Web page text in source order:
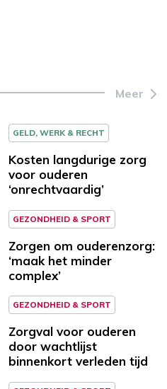
Meer
GELD, WERK & RECHT
Kosten langdurige zorg
voor ouderen
‘onrechtvaardig’
GEZONDHEID & SPORT
Zorgen om ouderenzorg:
‘maak het minder
complex’
GEZONDHEID & SPORT
Zorgval voor ouderen
door wachtlijst
binnenkort verleden tijd